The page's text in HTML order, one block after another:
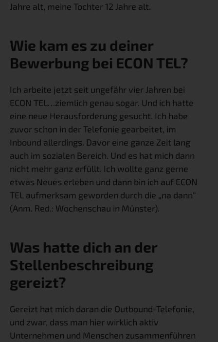
Jahre alt, meine Tochter 12 Jahre alt.
Wie kam es zu deiner
Bewerbung bei ECON TEL?
Ich arbeite jetzt seit ungefähr vier Jahren bei
ECON TEL…ziemlich genau sogar. Und ich hatte
eine neue Herausforderung gesucht. Ich habe
zuvor schon in der Telefonie gearbeitet, im
Inbound allerdings. Davor eine ganze Zeit lang
auch im sozialen Bereich. Und es hat mich dann
nicht mehr ganz erfüllt. Ich wollte ganz gerne
etwas Neues erleben und dann bin ich auf ECON
TEL aufmerksam geworden durch die „na dann“
(Anm. Red.: Wochenschau in Münster).
Was hatte dich an der
Stellenbeschreibung
gereizt?
Gereizt hat mich daran die Outbound-Telefonie,
und zwar, dass man hier wirklich aktiv
Unternehmen und Menschen zusammenführen